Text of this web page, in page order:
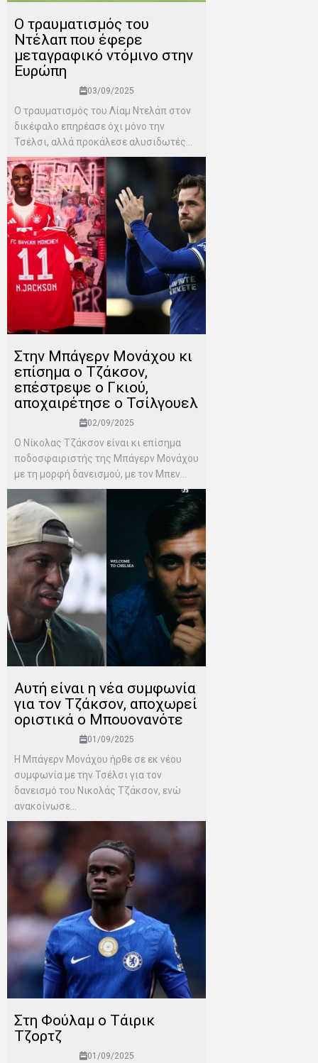
Ο τραυματισμός του
Ντέλαπ που έφερε
μεταγραφικό ντόμινο στην
Ευρώπη
03/09/2025
Ο τραυματισμός του Λίαμ Ντελάπ στον
δικέφαλο επηρέασε όχι μόνο την
Τσέλσι, αλλά προκάλεσε αλυσιδωτές...
Στην Μπάγερν Μονάχου κι
επίσημα ο Τζάκσον,
επέστρεψε ο Γκιού,
αποχαιρέτησε ο Τσίλγουελ
02/09/2025
Ο Νίκολας Τζάκσον είναι κι επίσημα
ποδοσφαιριστής της Μπάγερν Μονάχου
με τη μορφή δανεισμού, με τον Μπεν...
Αυτή είναι η νέα συμφωνία
για τον Τζάκσον, αποχωρεί
οριστικά ο Μπουονανότε
01/09/2025
Η Μπάγερν Μονάχου ήρθε σε εκ νέου
συμφωνία με την Τσέλσι για τον
δανεισμό του Νικολάς Τζάκσον, ενώ
ανακοίνωσε...
Στη Φούλαμ ο Τάιρικ
Τζορτζ
01/09/2025